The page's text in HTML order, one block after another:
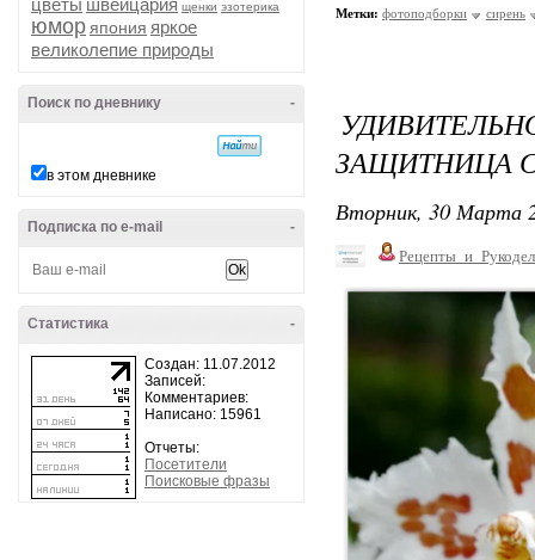
цветы швейцария щенки эзотерика
юмор япония яркое
великолепие природы
-
Поиск по дневнику
в этом дневнике
-
Подписка по e-mail
-
Статистика
Создан: 11.07.2012
Записей:
Комментариев:
Написано: 15961
Отчеты:
Посетители
Поисковые фразы
Метки: фотоподборки сирень
ЗАЩИТНИЦА
Вторник, 30 Марта